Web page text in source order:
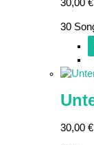
30,00 €
30
30,00 €